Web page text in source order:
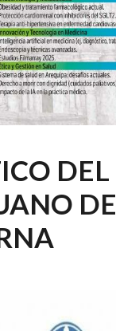
DEL
DE